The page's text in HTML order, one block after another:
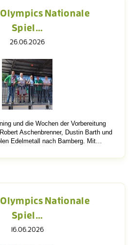
Nationale
Spiel…
26.06.2026
und die Wochen der Vorbereitung
Aschenbrenner, Dustin Barth und
Edelmetall nach Bamberg. Mit…
Nationale
Spiel…
16.06.2026